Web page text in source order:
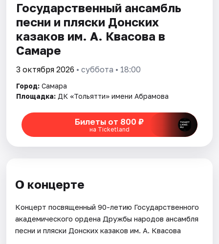
Государственный ансамбль
песни и пляски Донских
казаков им. А. Квасова в
Самаре
3 октября 2026 • суббота • 18:00
Город: Самара
Площадка: ДК «Тольятти» имени Абрамова
Билеты от 800 ₽
на Ticketland
О концерте
Концерт посвященный 90-летию Государственного
академического ордена Дружбы народов ансамбля
песни и пляски Донских казаков им. А. Квасова